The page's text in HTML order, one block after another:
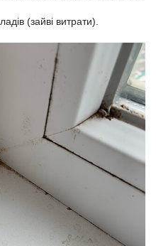
(зайві витрати).